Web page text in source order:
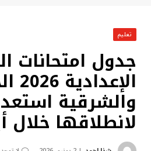
تعليم
جدول امتحانات
والشرقية
لانطلاقها خلال